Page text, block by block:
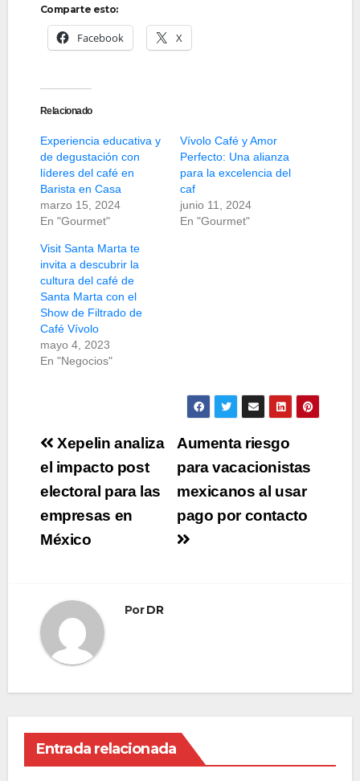
Comparte esto:
Facebook X
Relacionado
Experiencia educativa y
de degustación con
líderes del café en
Barista en Casa
marzo 15, 2024
En "Gourmet"
Vívolo Café y Amor
Perfecto: Una alianza
para la excelencia del
caf
junio 11, 2024
En "Gourmet"
Visit Santa Marta te
invita a descubrir la
cultura del café de
Santa Marta con el
Show de Filtrado de
Café Vívolo
mayo 4, 2023
En "Negocios"
Navegación
de
entradas
Aumenta riesgo
para vacacionistas
mexicanos al usar
pago por contacto
Xepelin analiza
el impacto post
electoral para las
empresas en
México
PorDR
Entrada relacionada